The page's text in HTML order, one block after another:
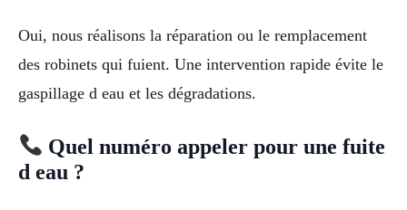
Oui, nous réalisons la réparation ou le remplacement
des robinets qui fuient. Une intervention rapide évite le
gaspillage d eau et les dégradations.
Quel numéro appeler pour une fuite
d eau ?